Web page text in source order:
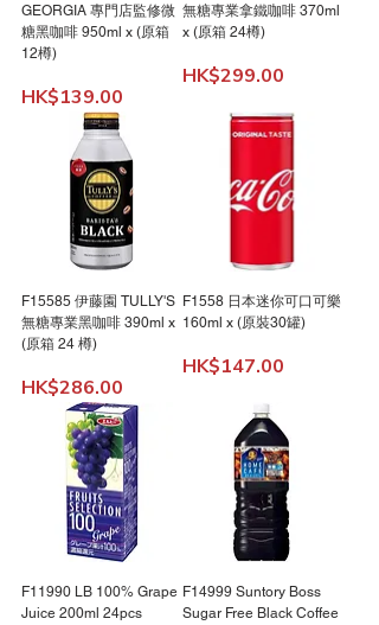
GEORGIA 專門店監修微
糖黑咖啡 950ml x (原箱
12樽)
Price
HK$139.00
無糖專業拿鐵咖啡 370ml
x (原箱 24樽)
Price
HK$299.00
F15585 伊藤園 TULLY'S
無糖專業黑咖啡 390ml x
(原箱 24 樽)
Price
HK$286.00
F1558 日本迷你可口可樂
160ml x (原裝30罐)
Price
HK$147.00
F11990 LB 100% Grape
Juice 200ml 24pcs
F14999 Suntory Boss
Sugar Free Black Coffee